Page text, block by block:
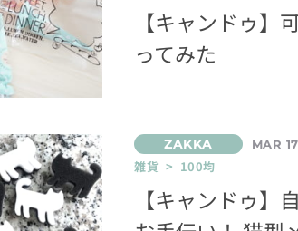
【キャンドゥ】
ってみた
MAR
雑貨 > 100均
【キャンドゥ】